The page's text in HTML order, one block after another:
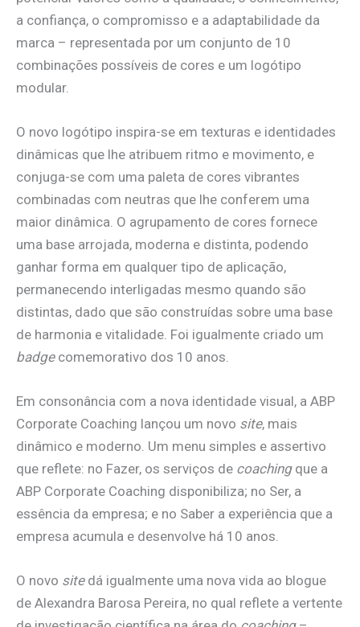
a confiança, o compromisso e a adaptabilidade da
marca – representada por um conjunto de 10
combinações possíveis de cores e um logótipo
modular.
O novo logótipo inspira-se em texturas e identidades
dinâmicas que lhe atribuem ritmo e movimento, e
conjuga-se com uma paleta de cores vibrantes
combinadas com neutras que lhe conferem uma
maior dinâmica. O agrupamento de cores fornece
uma base arrojada, moderna e distinta, podendo
ganhar forma em qualquer tipo de aplicação,
permanecendo interligadas mesmo quando são
distintas, dado que são construídas sobre uma base
de harmonia e vitalidade. Foi igualmente criado um
badgecomemorativo dos 10 anos.
Em consonância com a nova identidade visual, a ABP
Corporate Coaching lançou um novo site, mais
dinâmico e moderno. Um menu simples e assertivo
que reflete: no Fazer, os serviços de coachingque a
ABP Corporate Coaching disponibiliza; no Ser, a
essência da empresa; e no Saber a experiência que a
empresa acumula e desenvolve há 10 anos.
O novo sitedá igualmente uma nova vida ao blogue
de Alexandra Barosa Pereira, no qual reflete a vertente